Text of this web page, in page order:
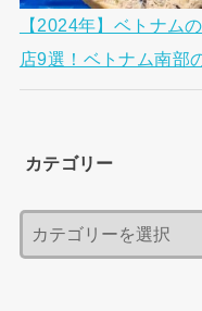
【2024年】ベトナム
店9選！ベトナム南部
カテゴリー